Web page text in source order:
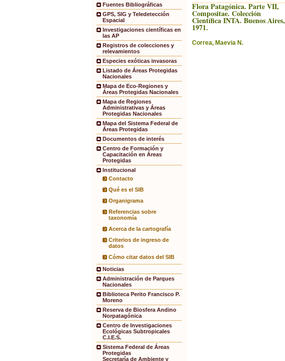
Fuentes Bibliográficas
GPS, SIG y Teledetección
Espacial
Investigaciones científicas en
las AP
Registros de colecciones y
relevamientos
Especies exóticas invasoras
Listado de Áreas Protegidas
Nacionales
Mapa de Eco-Regiones y
Áreas Protegidas Nacionales
Mapa de Regiones
Administrativas y Áreas
Protegidas Nacionales
Mapa del Sistema Federal de
Áreas Protegidas
Documentos de interés
Centro de Formación y
Capacitación en Áreas
Protegidas
Institucional
Contacto
Qué es el SIB
Organigrama
Referencias sobre
taxonomía
Acerca de la cartografía
Criterios de ingreso de
datos
Cómo citar datos del SIB
Noticias
Administración de Parques
Nacionales
Biblioteca Perito Francisco P.
Moreno
Reserva de Biosfera Andino
Norpatagónica
Centro de Investigaciones
Ecológicas Subtropicales
C.I.E.S.
Sistema Federal de Áreas
Protegidas
Secretaría de Ambiente y
Flora Patagónica. Parte VII,
Compositae. Colección
Científica INTA. Buenos Aires,
1971.
Correa, Maevia N.